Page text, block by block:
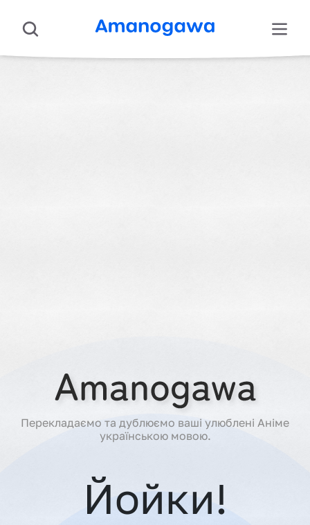
Аніме Про нас Підтримати
Перекладаємо та дублюємо ваші улюблені Аніме
українською мовою.
Йойки!